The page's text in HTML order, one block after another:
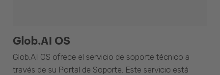
Glob.AI OS
Glob.AI OS ofrece el servicio de soporte técnico a
través de su Portal de Soporte. Este servicio está